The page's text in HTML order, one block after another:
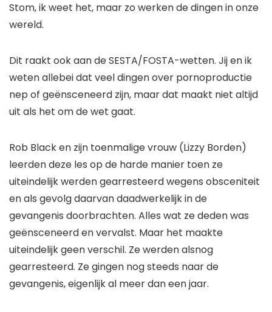
Stom, ik weet het, maar zo werken de dingen in onze
wereld.
Dit raakt ook aan de SESTA/FOSTA-wetten. Jij en ik
weten allebei dat veel dingen over pornoproductie
nep of geënsceneerd zijn, maar dat maakt niet altijd
uit als het om de wet gaat.
Rob Black en zijn toenmalige vrouw (Lizzy Borden)
leerden deze les op de harde manier toen ze
uiteindelijk werden gearresteerd wegens obsceniteit
en als gevolg daarvan daadwerkelijk in de
gevangenis doorbrachten. Alles wat ze deden was
geënsceneerd en vervalst. Maar het maakte
uiteindelijk geen verschil. Ze werden alsnog
gearresteerd. Ze gingen nog steeds naar de
gevangenis, eigenlijk al meer dan een jaar.